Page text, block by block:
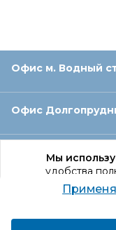
Мы
удобства
Продолжая
согласие на
Офис м. Водный
Офис
Офис
Оформление